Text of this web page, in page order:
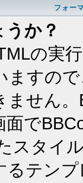
フォー
か？
の実
ますの
せん
面で
スタイ
るテン